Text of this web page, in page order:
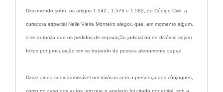
Discorrendo sobre os artigos 1.542., 1.576 e 1.582, do Código Civil, a
curadora especial Neila Vieira Monteiro alegou que, em momento algum,
a lei autoriza que os pedidos de separação judicial ou de divórcio sejam
feitos por procuração em se tratando de pessoa plenamente capaz.
Disse ainda ser inadmissível um divórcio sem a presença dos cônjugues,
como no caso dos autos, em que o apelado foi citado por edital, sob a